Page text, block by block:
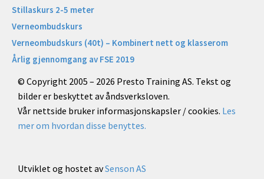
Stillaskurs 2-5 meter
Verneombudskurs
Verneombudskurs (40t) – Kombinert nett og klasserom
Årlig gjennomgang av FSE 2019
© Copyright 2005 – 2026 Presto Training AS. Tekst og
bilder er beskyttet av åndsverksloven.
Vår nettside bruker informasjonskapsler / cookies. Les
mer om hvordan disse benyttes.
Utviklet og hostet avSenson AS